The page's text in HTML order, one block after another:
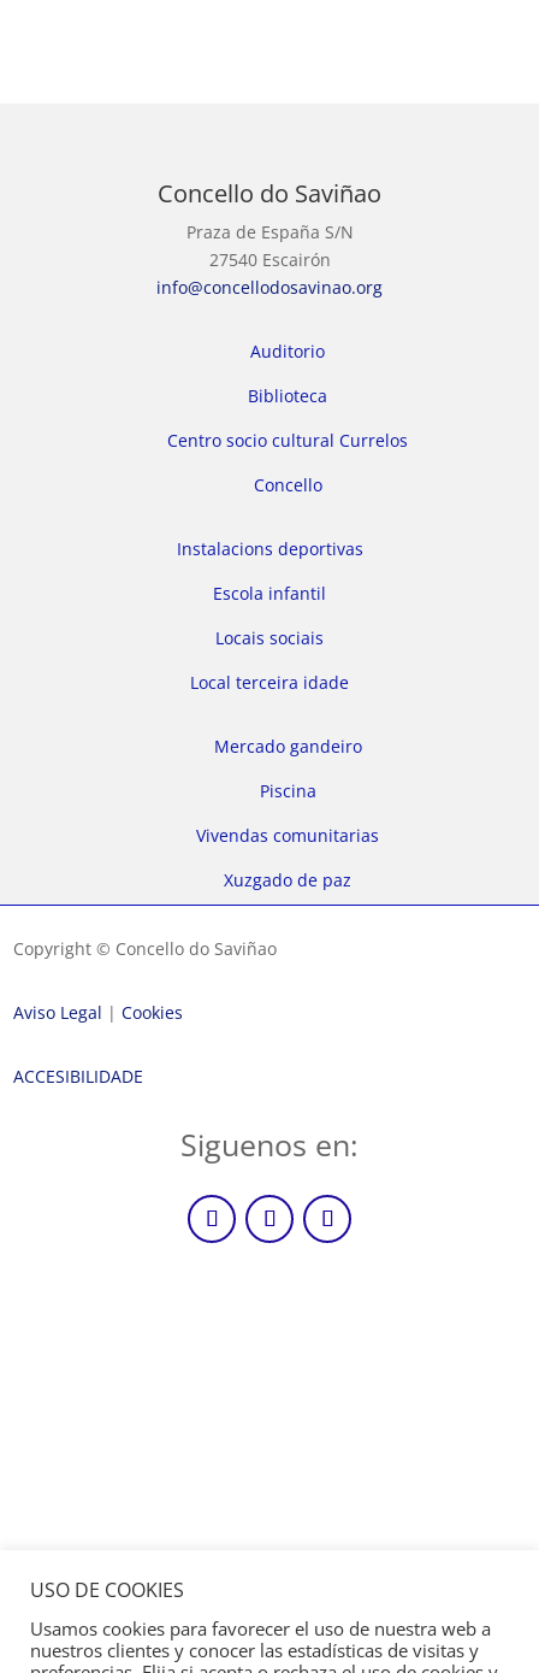
Concello do Saviñao
Praza de España S/N
27540 Escairón
info@concellodosavinao.org
Auditorio
Biblioteca
Centro socio cultural Currelos
Concello
Instalacions deportivas
Escola infantil
Locais sociais
Local terceira idade
Mercado gandeiro
Piscina
Vivendas comunitarias
Xuzgado de paz
Copyright © Concello do Saviñao
Aviso Legal |Cookies
ACCESIBILIDADE
Siguenos en:
USO DE COOKIES
Usamos cookies para favorecer el uso de nuestra web a
nuestros clientes y conocer las estadísticas de visitas y